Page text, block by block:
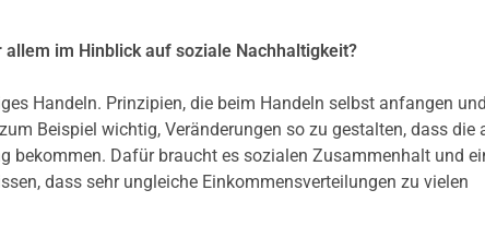
im Hinblick auf soziale Nachhaltigkeit?
Handeln. Prinzipien, die beim Handeln selbst anfangen
Beispiel wichtig, Veränderungen so zu gestalten, dass die
bekommen. Dafür braucht es sozialen Zusammenhalt und
dass sehr ungleiche Einkommensverteilungen zu vielen